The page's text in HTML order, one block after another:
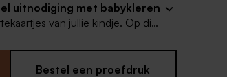
uitnodiging met babykleren
van jullie kindje. Op die
Bestel een proefdruk